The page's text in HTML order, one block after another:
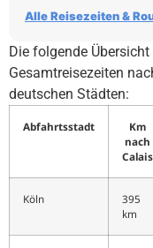
Alle Reisezeiten &
Die folgende
Gesamtreisezeiten
deutschen Städten:
Abfahrtsstadt
Km
nach
Calais
Köln
395
km